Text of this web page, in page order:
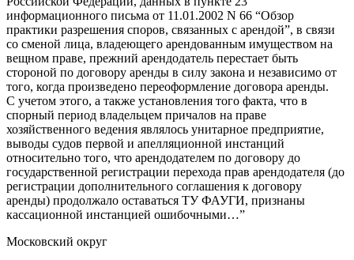
информационного письма от 11.01.2002 N 66 “Обзор
практики разрешения споров, связанных с арендой”, в связи
со сменой лица, владеющего арендованным имуществом на
вещном праве, прежний арендодатель перестает быть
стороной по договору аренды в силу закона и независимо от
того, когда произведено переоформление договора аренды.
С учетом этого, а также установления того факта, что в
спорный период владельцем причалов на праве
хозяйственного ведения являлось унитарное предприятие,
выводы судов первой и апелляционной инстанций
относительно того, что арендодателем по договору до
государственной регистрации перехода прав арендодателя (до
регистрации дополнительного соглашения к договору
аренды) продолжало оставаться ТУ ФАУГИ, признаны
кассационной инстанцией ошибочными…”
Московский округ